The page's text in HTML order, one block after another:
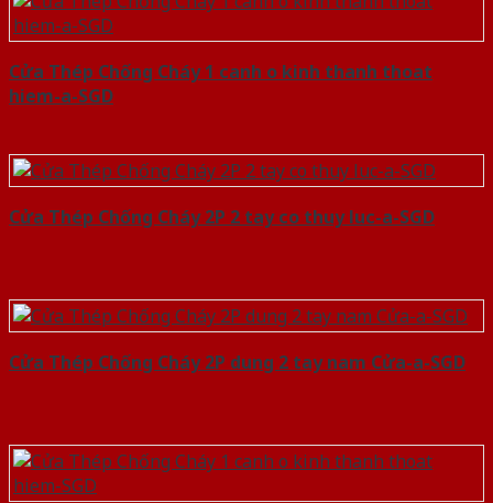
Cửa Thép Chống Cháy 1 canh o kinh thanh thoat
hiem-a-SGD
Cửa Thép Chống Cháy 2P 2 tay co thuy luc-a-SGD
Cửa Thép Chống Cháy 2P dung 2 tay nam Cửa-a-SGD